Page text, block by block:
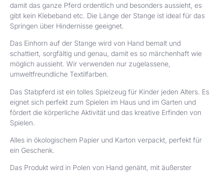
damit das ganze Pferd ordentlich und besonders aussieht, es
gibt kein Klebeband etc. Die Länge der Stange ist ideal für das
Springen über Hindernisse geeignet.
Das Einhorn auf der Stange wird von Hand bemalt und
schattiert, sorgfältig und genau, damit es so märchenhaft wie
möglich aussieht. Wir verwenden nur zugelassene,
umweltfreundliche Textilfarben.
Das Stabpferd ist ein tolles Spielzeug für Kinder jeden Alters. Es
eignet sich perfekt zum Spielen im Haus und im Garten und
fördert die körperliche Aktivität und das kreative Erfinden von
Spielen.
Alles in ökologischem Papier und Karton verpackt, perfekt für
ein Geschenk.
Das Produkt wird in Polen von Hand genäht, mit äußerster